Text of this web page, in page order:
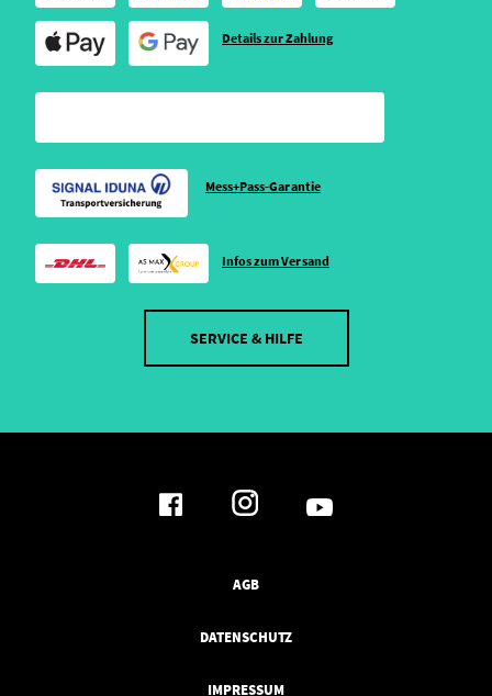
Details zur Zahlung
Mess+Pass-Garantie
Infos zum Versand
SERVICE & HILFE
AGB
DATENSCHUTZ
IMPRESSUM